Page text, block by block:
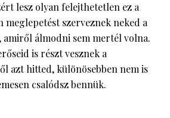
lesz olyan felejthetetlen ez a
meglepetést szerveznek neked a
amiről álmodni sem mertél volna.
is részt vesznek a
azt hitted, különösebben nem is
csalódsz bennük.